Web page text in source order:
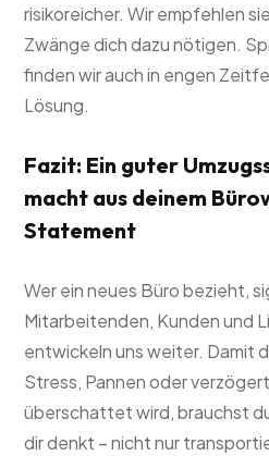
risikoreicher. Wir empfehlen
Zwänge dich dazu nötigen.
finden wir auch in engen
Lösung.
Fazit: Ein guter
macht aus deinem
Statement
Wer ein neues Büro bezieht,
Mitarbeitenden, Kunden und
entwickeln uns weiter. Damit
Stress, Pannen oder
überschattet wird, brauchst
dir denkt – nicht nur